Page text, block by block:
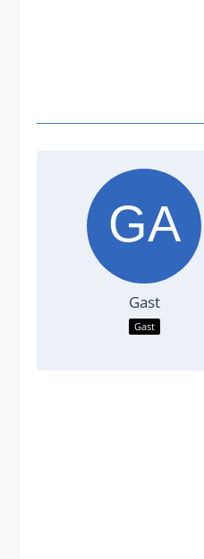
Gast
Gast